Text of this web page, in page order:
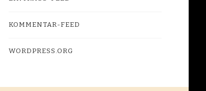
KOMMENTAR-FEED
WORDPRESS.ORG